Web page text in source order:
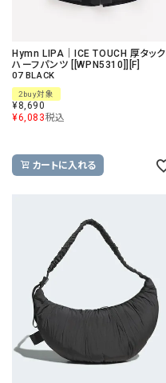
Hymn LIPA｜ICE TOUCH 厚タック
ハーフパンツ [[WPN5310]][F]
07 BLACK
2buy対象
¥8,690
¥6,083税込
カートに入れる